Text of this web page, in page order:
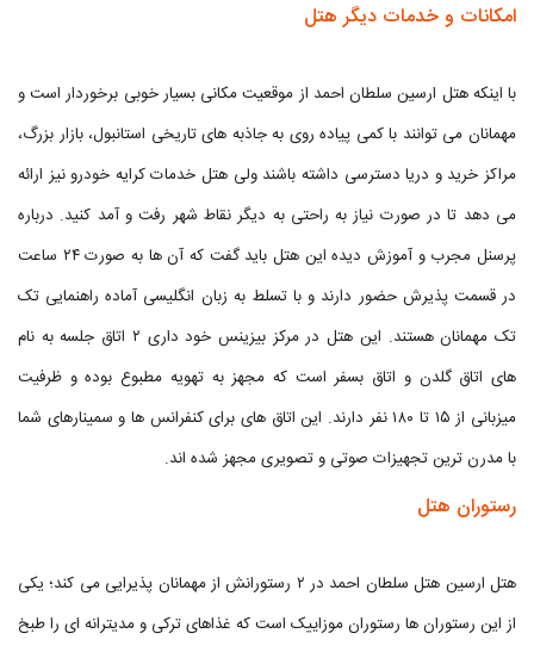
امکانات و خدمات دیگر هتل
با اینکه هتل ارسین سلطان احمد از موقعیت مکانی بسیار خوبی برخوردار است و
مهمانان می توانند با کمی پیاده روی به جاذبه های تاریخی استانبول، بازار بزرگ،
مراکز خرید و دریا دسترسی داشته باشند ولی هتل خدمات کرایه خودرو نیز ارائه
می دهد تا در صورت نیاز به راحتی به دیگر نقاط شهر رفت و آمد کنید. درباره
پرسنل مجرب و آموزش دیده این هتل باید گفت که آن ها به صورت ۲۴ ساعت
در قسمت پذیرش حضور دارند و با تسلط به زبان انگلیسی آماده راهنمایی تک
تک مهمانان هستند. این هتل در مرکز بیزینس خود داری ۲ اتاق جلسه به نام
های اتاق گلدن و اتاق بسفر است که مجهز به تهویه مطبوع بوده و ظرفیت
میزبانی از ۱۵ تا ۱۸۰ نفر دارند. این اتاق های برای کنفرانس ها و سمینارهای شما
با مدرن ترین تجهیزات صوتی و تصویری مجهز شده اند.
رستوران هتل
هتل ارسین هتل سلطان احمد در ۲ رستورانش از مهمانان پذیرایی می کند؛ یکی
از این رستوران ها رستوران موزاییک است که غذاهای ترکی و مدیترانه ای را طبخ